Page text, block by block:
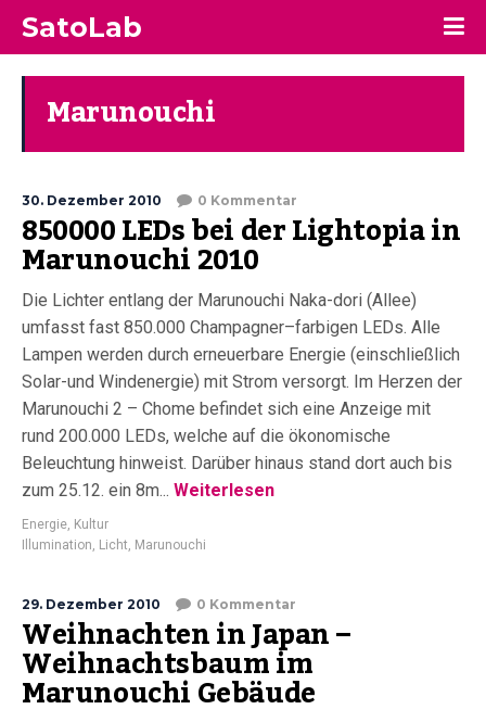
SatoLab
Marunouchi
30. Dezember 2010 0 Kommentar
850000 LEDs bei der Lightopia in
Marunouchi 2010
Die Lichter entlang der Marunouchi Naka-dori (Allee)
umfasst fast 850.000 Champagner–farbigen LEDs. Alle
Lampen werden durch erneuerbare Energie (einschließlich
Solar-und Windenergie) mit Strom versorgt. Im Herzen der
Marunouchi 2 – Chome befindet sich eine Anzeige mit
rund 200.000 LEDs, welche auf die ökonomische
Beleuchtung hinweist. Darüber hinaus stand dort auch bis
zum 25.12. ein 8m... Weiterlesen
Energie, Kultur
Illumination, Licht, Marunouchi
29. Dezember 2010 0 Kommentar
Weihnachten in Japan –
Weihnachtsbaum im
Marunouchi Gebäude